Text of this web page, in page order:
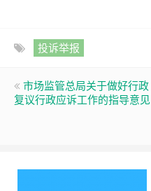
投诉举报
市场监管总局关于做好行政
复议行政应诉工作的指导意见